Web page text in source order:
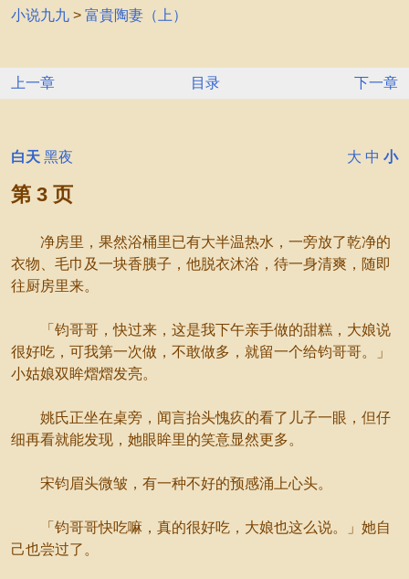
小说九九 > 富貴陶妻（上）
上一章 目录 下一章
白天 黑夜 大 中 小
第 3 页
净房里，果然浴桶里已有大半温热水，一旁放了乾净的
衣物、毛巾及一块香胰子，他脱衣沐浴，待一身清爽，随即
往厨房里来。
「钧哥哥，快过来，这是我下午亲手做的甜糕，大娘说
很好吃，可我第一次做，不敢做多，就留一个给钧哥哥。」
小姑娘双眸熠熠发亮。
姚氏正坐在桌旁，闻言抬头愧疚的看了儿子一眼，但仔
细再看就能发现，她眼眸里的笑意显然更多。
宋钧眉头微皱，有一种不好的预感涌上心头。
「钧哥哥快吃嘛，真的很好吃，大娘也这么说。」她自
己也尝过了。